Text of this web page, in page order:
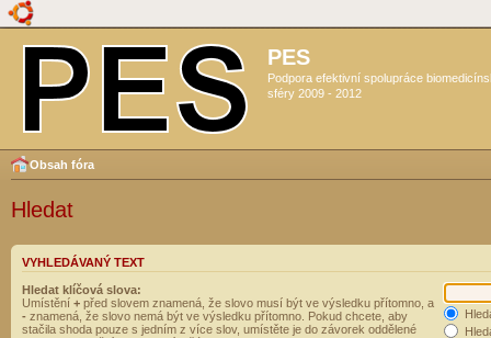
PES
Podpora efektivní spolupráce
sféry 2009 - 2012
Obsah fóra
Hledat
VYHLEDÁVANÝ TEXT
Hledat klíčová slova:
Umístění + před slovem znamená, že slovo musí být ve výsledku přítomno, a
- znamená, že slovo nemá být ve výsledku přítomno. Pokud chcete, aby
stačila shoda pouze s jedním z více slov, umístěte je do závorek oddělené